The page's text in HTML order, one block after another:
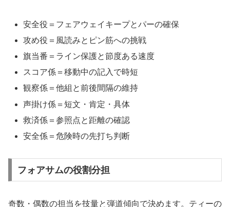
安全役＝フェアウェイキープとパーの確保
攻め役＝風読みとピン筋への挑戦
旗当番＝ライン保護と節度ある速度
スコア係＝移動中の記入で時短
観察係＝他組と前後間隔の維持
声掛け係＝短文・肯定・具体
救済係＝参照点と距離の確認
安全係＝危険時の先打ち判断
フォアサムの役割分担
奇数・偶数の担当を技量と弾道傾向で決めます。ティーの